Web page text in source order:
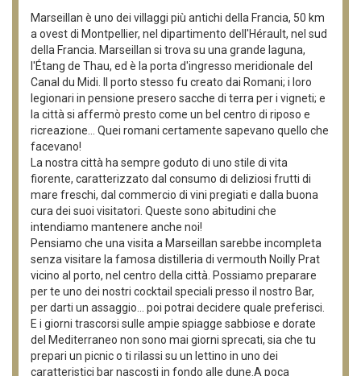
Marseillan è uno dei villaggi più antichi della Francia, 50 km
a ovest di Montpellier, nel dipartimento dell'Hérault, nel sud
della Francia. Marseillan si trova su una grande laguna,
l'Étang de Thau, ed è la porta d'ingresso meridionale del
Canal du Midi. Il porto stesso fu creato dai Romani; i loro
legionari in pensione presero sacche di terra per i vigneti; e
la città si affermò presto come un bel centro di riposo e
ricreazione... Quei romani certamente sapevano quello che
facevano!
La nostra città ha sempre goduto di uno stile di vita
fiorente, caratterizzato dal consumo di deliziosi frutti di
mare freschi, dal commercio di vini pregiati e dalla buona
cura dei suoi visitatori. Queste sono abitudini che
intendiamo mantenere anche noi!
Pensiamo che una visita a Marseillan sarebbe incompleta
senza visitare la famosa distilleria di vermouth Noilly Prat
vicino al porto, nel centro della città. Possiamo preparare
per te uno dei nostri cocktail speciali presso il nostro Bar,
per darti un assaggio... poi potrai decidere quale preferisci.
E i giorni trascorsi sulle ampie spiagge sabbiose e dorate
del Mediterraneo non sono mai giorni sprecati, sia che tu
prepari un picnic o ti rilassi su un lettino in uno dei
caratteristici bar nascosti in fondo alle dune.A poca